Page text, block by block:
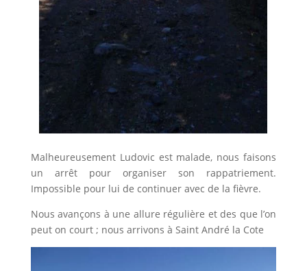
Malheureusement Ludovic est malade, nous faisons
un arrêt pour organiser son rappatriement.
Impossible pour lui de continuer avec de la fièvre.
Nous avançons à une allure régulière et des que l’on
peut on court ; nous arrivons à Saint André la Cote